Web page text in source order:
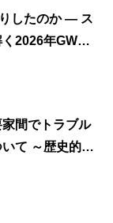
のか ― ス
2026年GW市
間でトラブル
的背